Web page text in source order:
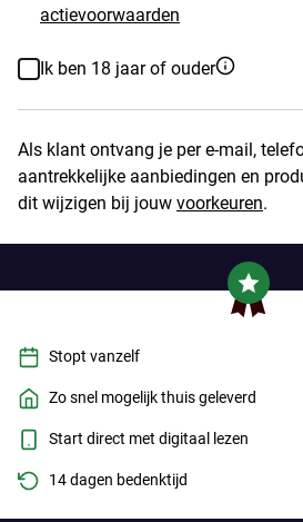
actievoorwaarden
Ik ben 18 jaar of ouder
Als klant ontvang je per e-mail,
aantrekkelijke aanbiedingen en
dit wijzigen bij jouw voorkeuren.
Stopt vanzelf
Zo snel mogelijk thuis geleverd
Start direct met digitaal lezen
14 dagen bedenktijd